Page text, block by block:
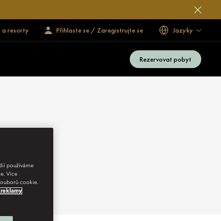
a resorty Přihlaste se / Zaregistrujte se Jazyky
Rezervovat pobyt
používáme
Více
cookie.